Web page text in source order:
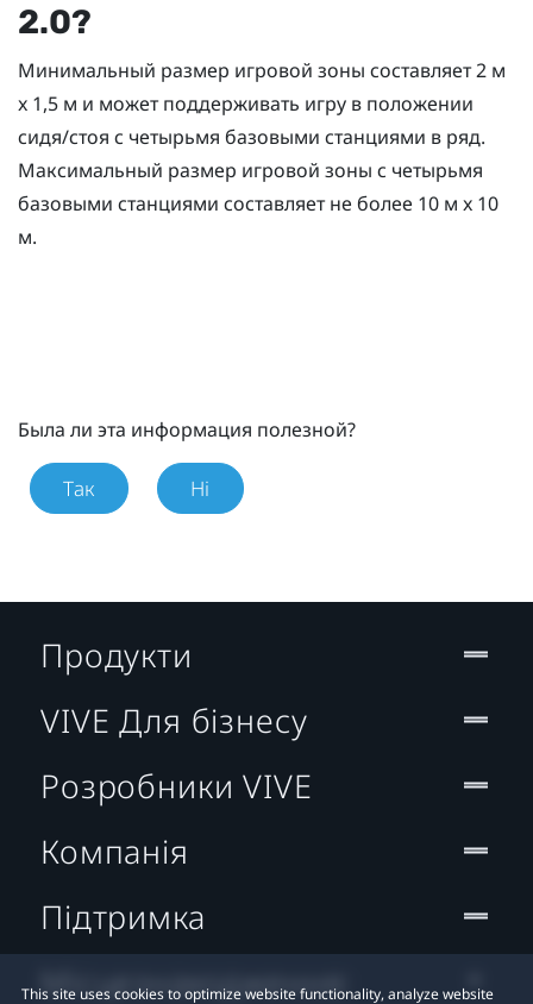
2.0?
Минимальный размер игровой зоны составляет 2 м
x 1,5 м и может поддерживать игру в положении
сидя/стоя с четырьмя базовыми станциями в ряд.
Максимальный размер игровой зоны с четырьмя
базовыми станциями составляет не более 10 м x 10
м.
Была ли эта информация полезной?
Так Ні
This site uses cookies to optimize website functionality, analyze website
Продукти
VIVE Для бізнесу
Розробники VIVE
Компанія
Підтримка
Місцезнаходження: